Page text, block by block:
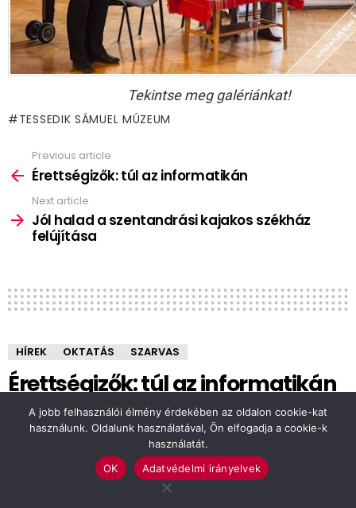
Tekintse meg galériánkat!
TESSEDIK SÁMUEL MÚZEUM
more
Previous article
Érettségizők: túl az informatikán
Next article
Jól halad a szentandrási kajakos székház
felújítása
HÍREK OKTATÁS SZARVAS
Érettségizők: túl az informatikán
by Lipták Judit
13 éve
A jobb felhasználói élmény érdekében az oldalon cookie-kat
használunk. Oldalunk használatával, Ön elfogadja a cookie-k
használatát.
OK
Adatvédelmi irányelvek